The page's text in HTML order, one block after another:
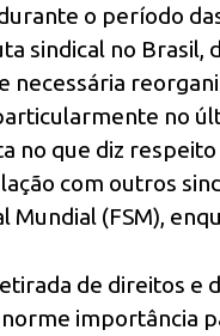
o período
sindical no Brasil,
necessária
no
no que diz
com outros
Mundial (FSM),
de direitos e
importância